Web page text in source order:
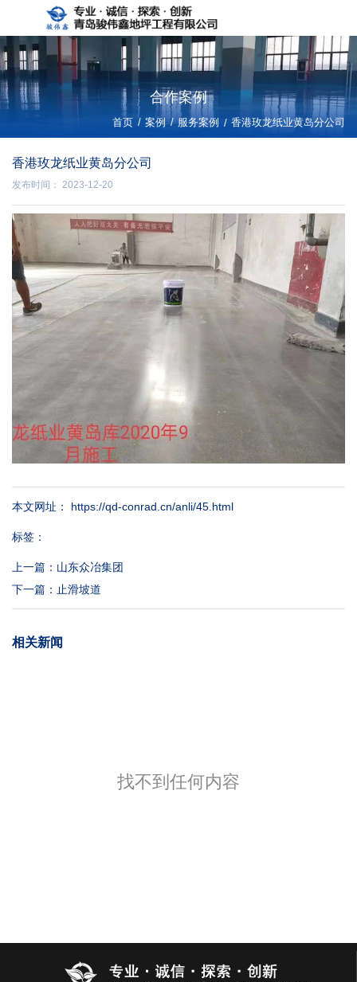
合作案例
首页 / 案例 /服务案例 / 香港玫龙纸业黄岛分公司
香港玫龙纸业黄岛分公司
发布时间： 2023-12-20
本文网址： https://qd-conrad.cn/anli/45.html
标签：
上一篇： 山东众冶集团
下一篇： 止滑坡道
相关新闻
找不到任何内容